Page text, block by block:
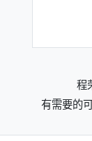
程
有需要的